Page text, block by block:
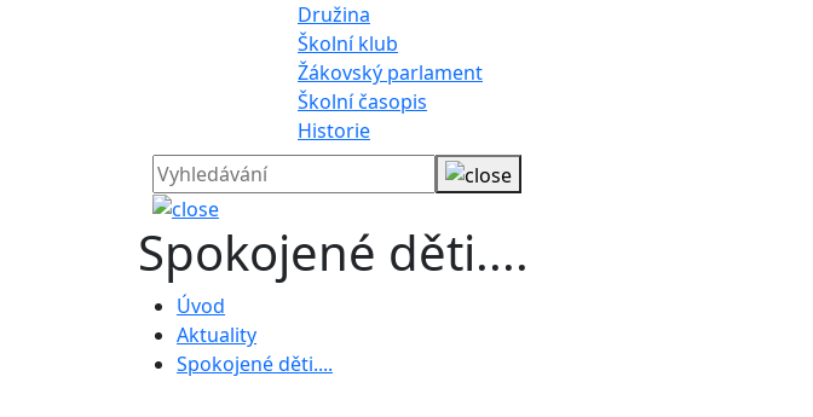
Družina
Školní klub
Žákovský parlament
Školní časopis
Historie
Spokojené děti....
Úvod
Aktuality
Spokojené děti....